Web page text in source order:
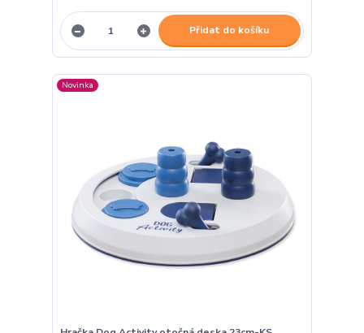
Přidat do košíku
Novinka